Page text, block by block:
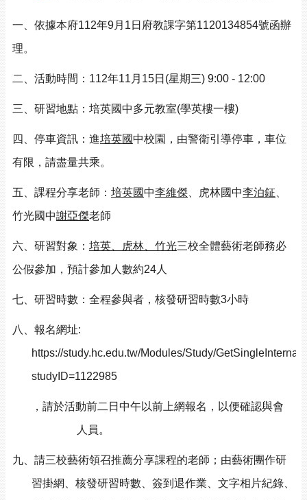
一、依據本府112年9月1日府教課字第1120134854號函辦
理。
二、活動時間：112年11月15日(星期三) 9:00 - 12:00
三、研習地點：培英國中多元教室(學英樓一樓)
四、停車資訊：進培英國中校園，由警衛引導停車，車位
有限，請盡量共乘。
五、課程分享老師： 培英國中李維傑 、虎林國中李泊鉦
竹光國中謝亞傑老師
六、研習對象： 培英、虎林、竹光三校全體藝術老師務必
公假參加，預計參加人數約24人
七、研習時數：全程參與者，核發研習時數3小時
八、報名網址:
https://study.hc.edu.tw/Modules/Study/
studyID=1122985
，請於活動前二日中午以前上網報名，以便確認與會
人員。
九、請三校藝術領召推薦分享課程的老師；由藝術團作研
習掛網、核發研習時數、簽到退作業、文字相片紀錄、